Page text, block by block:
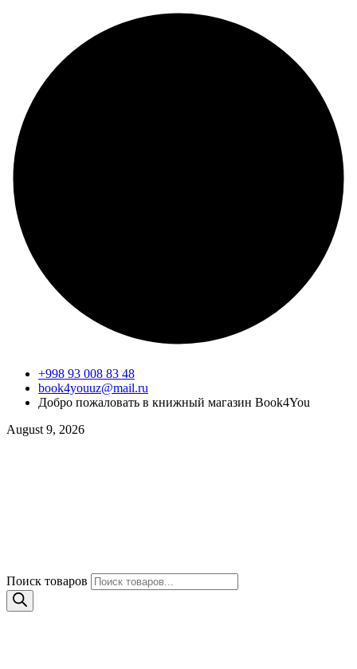
+998 93 008 83 48
book4youuz@mail.ru
Добро пожаловать в книжный магазин Book4You
August 9, 2026
Поиск товаров